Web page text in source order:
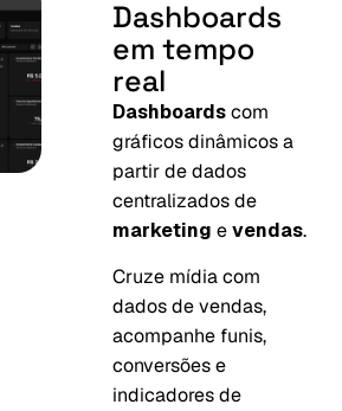
Dashboards
em tempo
real
Dashboardscom
gráficos dinâmicos a
partir de dados
centralizados de
marketing evendas.
Cruze mídia com
dados de vendas,
acompanhe funis,
conversões e
indicadores de